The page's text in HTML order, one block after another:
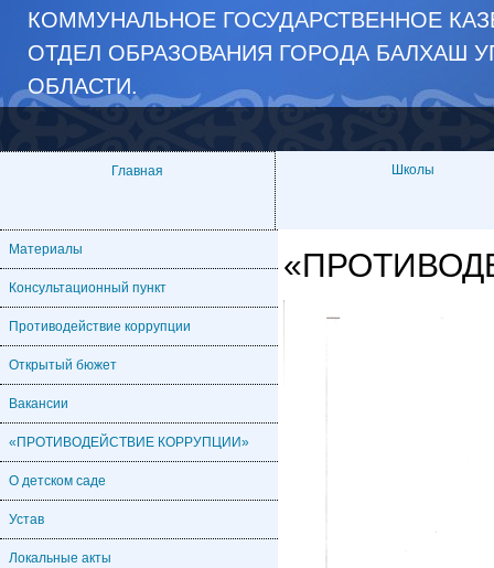
КОММУНАЛЬНОЕ ГОСУДАРСТВЕННОЕ
ОТДЕЛ ОБРАЗОВАНИЯ ГОРОДА БАЛХАШ
ОБЛАСТИ.
Главная Школы
Материалы
Консультационный пункт
Противодействие коррупции
Открытый бюжет
Вакансии
«ПРОТИВОДЕЙСТВИЕ КОРРУПЦИИ»
О детском саде
Устав
Локальные акты